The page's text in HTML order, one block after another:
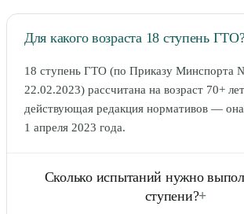
Для какого возраста 18 ступень
18 ступень ГТО (по Приказу Минспорта
22.02.2023) рассчитана на возраст 70+
действующая редакция нормативов —
1 апреля 2023 года.
Сколько испытаний нужно
ступени?+